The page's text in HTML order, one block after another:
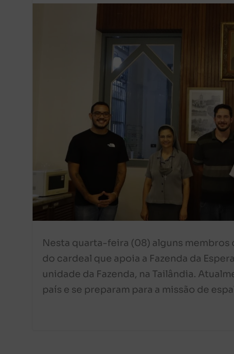
Nesta quarta-feira (08) alguns membros
do cardeal que apoia a Fazenda da
unidade da Fazenda, na Tailândia.
país e se preparam para a missão de